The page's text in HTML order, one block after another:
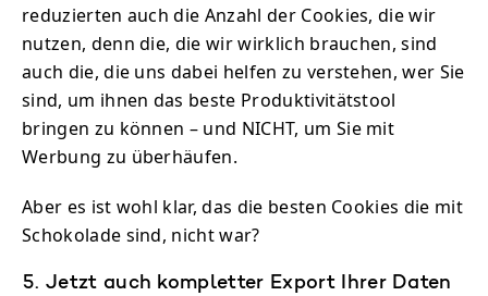
reduzierten auch die Anzahl der Cookies, die wir
nutzen, denn die, die wir wirklich brauchen, sind
auch die, die uns dabei helfen zu verstehen, wer Sie
sind, um ihnen das beste Produktivitätstool
bringen zu können – und NICHT, um Sie mit
Werbung zu überhäufen.
Aber es ist wohl klar, das die besten Cookies die mit
Schokolade sind, nicht war?
5. Jetzt auch kompletter Export Ihrer Daten